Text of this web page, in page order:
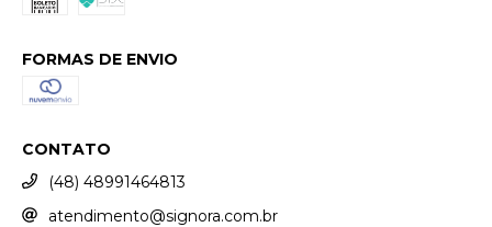
FORMAS DE ENVIO
CONTATO
(48) 48991464813
atendimento@signora.com.br